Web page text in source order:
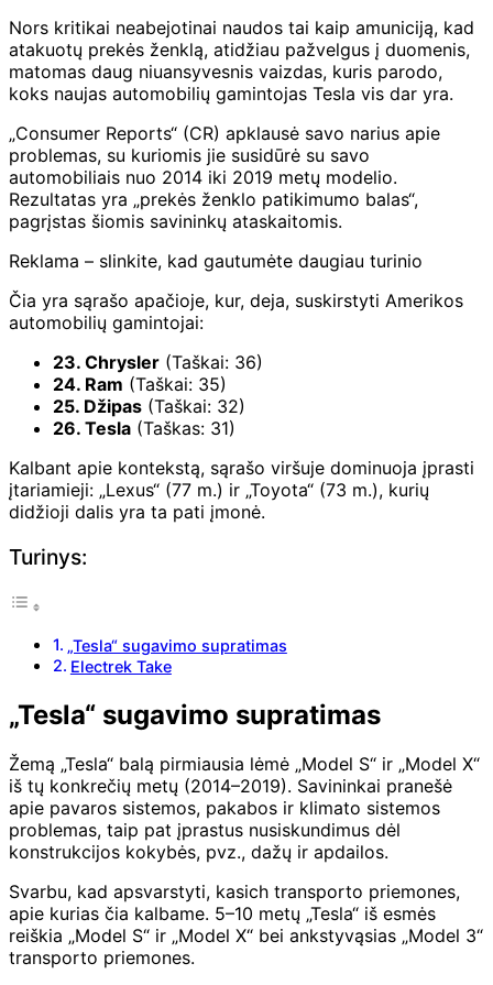
Nors kritikai neabejotinai naudos tai kaip amuniciją, kad
atakuotų prekės ženklą, atidžiau pažvelgus į duomenis,
matomas daug niuansyvesnis vaizdas, kuris parodo,
koks naujas automobilių gamintojas Tesla vis dar yra.
„Consumer Reports“ (CR) apklausė savo narius apie
problemas, su kuriomis jie susidūrė su savo
automobiliais nuo 2014 iki 2019 metų modelio.
Rezultatas yra „prekės ženklo patikimumo balas“,
pagrįstas šiomis savininkų ataskaitomis.
Reklama – slinkite, kad gautumėte daugiau turinio
Čia yra sąrašo apačioje, kur, deja, suskirstyti Amerikos
automobilių gamintojai:
23. Chrysler (Taškai: 36)
24. Ram (Taškai: 35)
25. Džipas (Taškai: 32)
26. Tesla (Taškas: 31)
Kalbant apie kontekstą, sąrašo viršuje dominuoja įprasti
įtariamieji: „Lexus“ (77 m.) ir „Toyota“ (73 m.), kurių
didžioji dalis yra ta pati įmonė.
Turinys:
„Tesla“ sugavimo supratimas
Electrek Take
„Tesla“ sugavimo supratimas
Žemą „Tesla“ balą pirmiausia lėmė „Model S“ ir „Model X“
iš tų konkrečių metų (2014–2019). Savininkai pranešė
apie pavaros sistemos, pakabos ir klimato sistemos
problemas, taip pat įprastus nusiskundimus dėl
konstrukcijos kokybės, pvz., dažų ir apdailos.
Svarbu, kad apsvarstyti, kasich transporto priemones,
apie kurias čia kalbame. 5–10 metų „Tesla“ iš esmės
reiškia „Model S“ ir „Model X“ bei ankstyvąsias „Model 3“
transporto priemones.